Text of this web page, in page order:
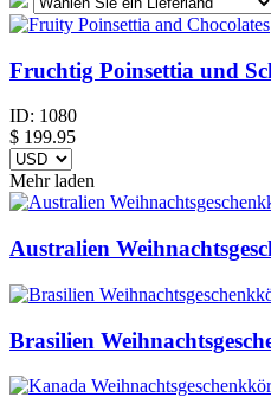
Fruchtig Poinsettia und
ID: 1080
$ 199.95
Mehr laden
Australien
Brasilien